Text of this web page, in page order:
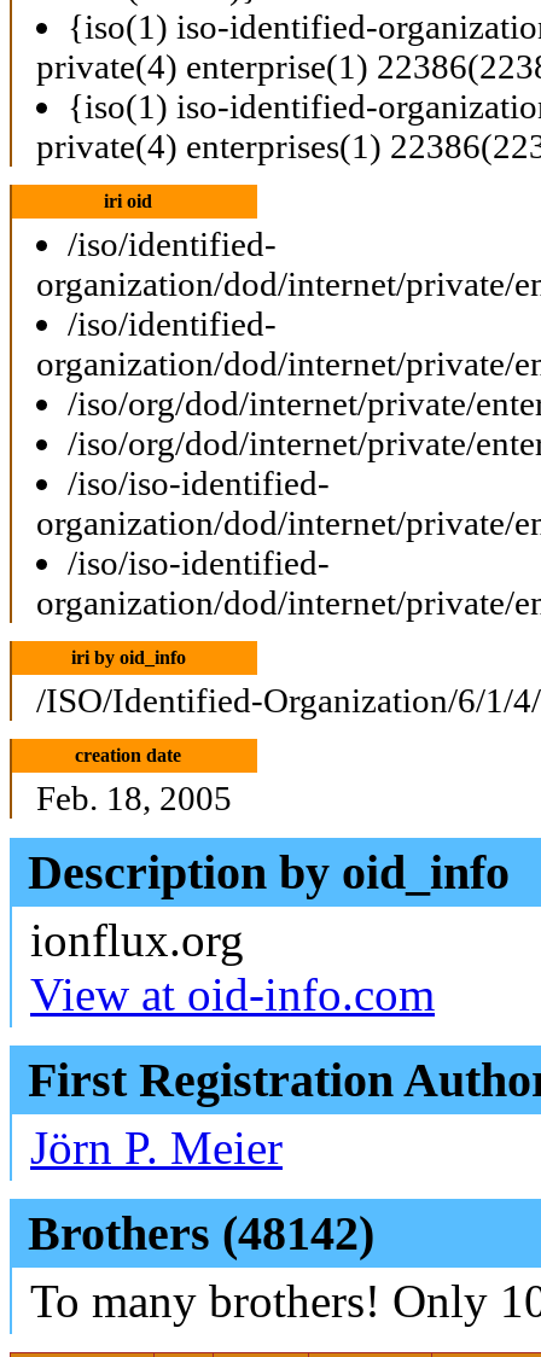
{iso(1) iso-identified-
private(4) enterprise(1)
{iso(1) iso-identified-
private(4) enterprises(1)
iri oid
/iso/identified-
organization/dod/internet/private/
/iso/identified-
organization/dod/internet/private/
/iso/org/dod/internet/private/
/iso/org/dod/internet/private/
/iso/iso-identified-
organization/dod/internet/private/
/iso/iso-identified-
organization/dod/internet/private/
iri by oid_info
/ISO/Identified-Organization/6/1/
creation date
Feb. 18, 2005
Description by oid_info
ionflux.org
View at oid-info.com
First Registration
Jörn P. Meier
Brothers (48142)
To many brothers! Only